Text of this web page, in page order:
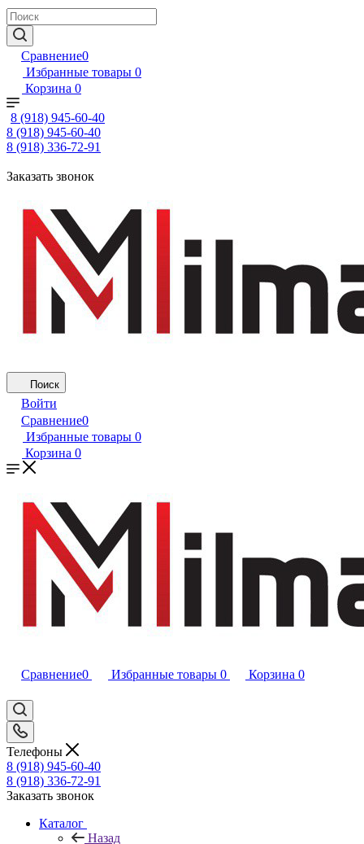
Сравнение0
Избранные товары 0
Корзина 0
8 (918) 945-60-40
8 (918) 945-60-40
8 (918) 336-72-91
Заказать звонок
Поиск
Войти
Сравнение0
Избранные товары 0
Корзина 0
Сравнение0 Избранные товары 0 Корзина 0
Телефоны
8 (918) 945-60-40
8 (918) 336-72-91
Заказать звонок
Каталог
Назад